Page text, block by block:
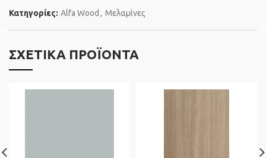
Κατηγορίες: Alfa Wood, Μελαμίνες
ΣΧΕΤΙΚΆ ΠΡΟΪΌΝΤΑ